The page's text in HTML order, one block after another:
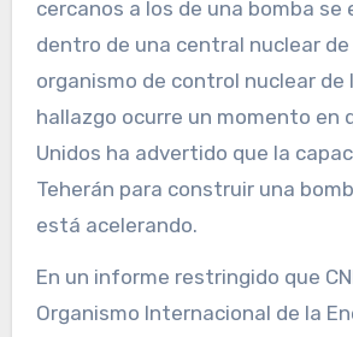
cercanos a los de una bomba se
dentro de una central nuclear de
organismo de control nuclear de
hallazgo ocurre un momento en
Unidos ha advertido que la
Teherán para construir una
está acelerando.
En un informe restringido que
Organismo Internacional de la